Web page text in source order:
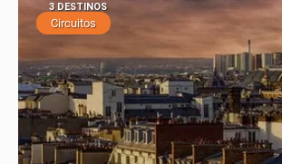
3 DESTINOS
Circuitos